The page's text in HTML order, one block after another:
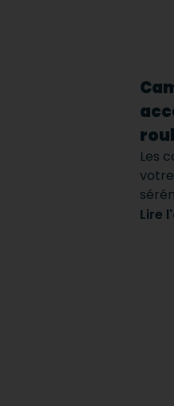
Les
Lire